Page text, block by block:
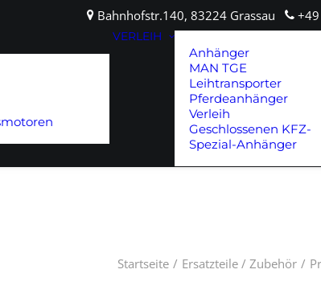
Bahnhofstr.140, 83224 Grassau
VERLEIH
Anhänger
MAN TGE
Leihtransporter
Pferdeanhänger
Verleih
Geschlossenen KFZ-
Spezial-Anhänger
Startseite Ersatzteile / Zubehör